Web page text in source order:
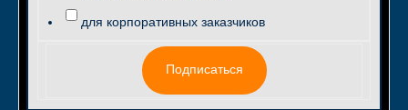
для корпоративных заказчиков
Подписаться